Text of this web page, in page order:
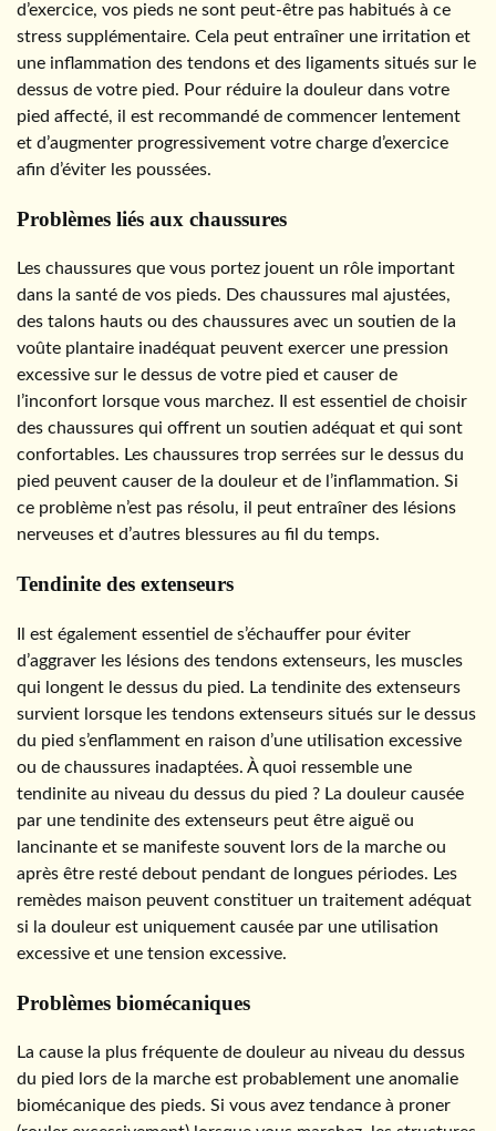
d’exercice, vos pieds ne sont peut-être pas habitués à ce
stress supplémentaire. Cela peut entraîner une irritation et
une inflammation des tendons et des ligaments situés sur le
dessus de votre pied. Pour réduire la douleur dans votre
pied affecté, il est recommandé de commencer lentement
et d’augmenter progressivement votre charge d’exercice
afin d’éviter les poussées.
Problèmes liés aux chaussures
Les chaussures que vous portez jouent un rôle important
dans la santé de vos pieds. Des chaussures mal ajustées,
des talons hauts ou des chaussures avec un soutien de la
voûte plantaire inadéquat peuvent exercer une pression
excessive sur le dessus de votre pied et causer de
l’inconfort lorsque vous marchez. Il est essentiel de choisir
des chaussures qui offrent un soutien adéquat et qui sont
confortables. Les chaussures trop serrées sur le dessus du
pied peuvent causer de la douleur et de l’inflammation. Si
ce problème n’est pas résolu, il peut entraîner des lésions
nerveuses et d’autres blessures au fil du temps.
Tendinite des extenseurs
Il est également essentiel de s’échauffer pour éviter
d’aggraver les lésions des tendons extenseurs, les muscles
qui longent le dessus du pied. La tendinite des extenseurs
survient lorsque les tendons extenseurs situés sur le dessus
du pied s’enflamment en raison d’une utilisation excessive
ou de chaussures inadaptées. À quoi ressemble une
tendinite au niveau du dessus du pied ? La douleur causée
par une tendinite des extenseurs peut être aiguë ou
lancinante et se manifeste souvent lors de la marche ou
après être resté debout pendant de longues périodes. Les
remèdes maison peuvent constituer un traitement adéquat
si la douleur est uniquement causée par une utilisation
excessive et une tension excessive.
Problèmes biomécaniques
La cause la plus fréquente de douleur au niveau du dessus
du pied lors de la marche est probablement une anomalie
biomécanique des pieds. Si vous avez tendance à proner